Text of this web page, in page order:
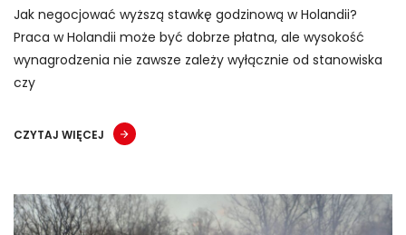
Jak negocjować wyższą stawkę godzinową w Holandii?
Praca w Holandii może być dobrze płatna, ale wysokość
wynagrodzenia nie zawsze zależy wyłącznie od stanowiska
czy
CZYTAJ WIĘCEJ